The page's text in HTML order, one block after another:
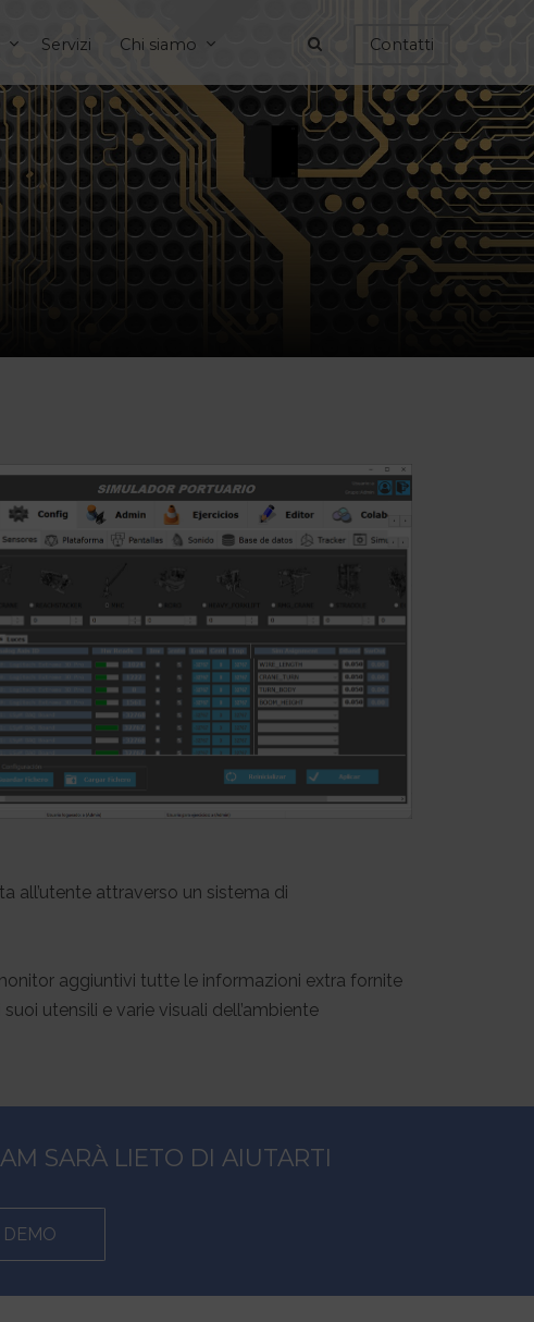
Servizi Chi siamo Contatti
all’utente attraverso un sistema di
aggiuntivi tutte le informazioni extra fornite
utensili e varie visuali dell’ambiente
SARÀ LIETO DI AIUTARTI
DEMO